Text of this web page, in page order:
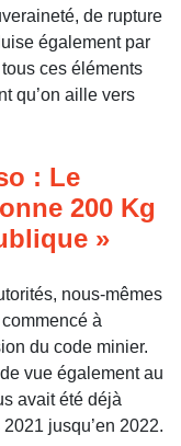
de rupture
également par
ces éléments
qu’on aille vers
: Le
200 Kg
»
nous-mêmes
à
du code minier.
vue également au
avait été déjà
jusqu’en 2022.